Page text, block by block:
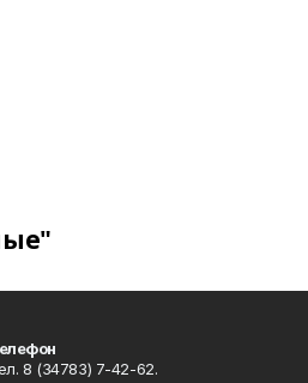
8 (34783) 7-42-62.